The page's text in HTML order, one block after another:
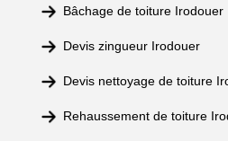
Bâchage de toiture Irodouer
Devis zingueur Irodouer
Devis nettoyage de toiture
Rehaussement de toiture